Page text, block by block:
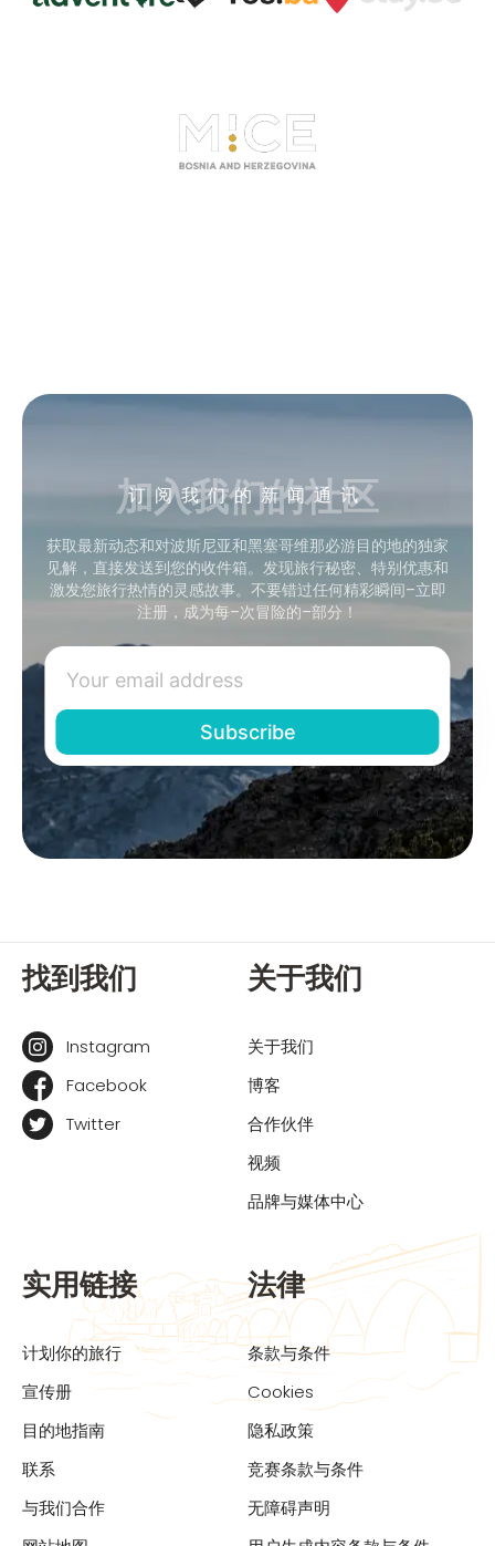
订阅我们的新闻通讯
加入我们的社区
获取最新动态和对波斯尼亚和黑塞哥维那必游目的地的独家
见解，直接发送到您的收件箱。发现旅行秘密、特别优惠和
激发您旅行热情的灵感故事。不要错过任何精彩瞬间–立即
注册，成为每–次冒险的–部分！
找到我们
Instagram
Facebook
Twitter
关于我们
关于我们
博客
合作伙伴
视频
品牌与媒体中心
实用链接
计划你的旅行
宣传册
目的地指南
联系
与我们合作
法律
条款与条件
Cookies
隐私政策
竞赛条款与条件
无障碍声明